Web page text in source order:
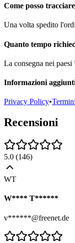
Come posso
Una volta spedito
Quanto tempo
La consegna nei
Informazioni
Privacy Policy•
Recensioni
5.0 (146)
WT
W**** T******
v******@freenet.de